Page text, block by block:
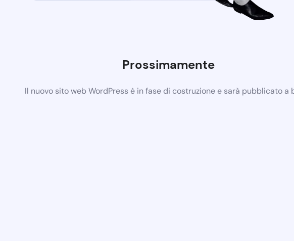
Prossimamente
Il nuovo sito web WordPress è in fase di costruzione e sarà pubblicato a